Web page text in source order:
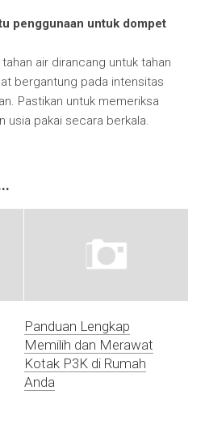
penggunaan untuk dompet
air dirancang untuk tahan
bergantung pada intensitas
Pastikan untuk memeriksa
usia pakai secara berkala.
Panduan Lengkap
Memilih dan Merawat
Kotak P3K di Rumah
Anda